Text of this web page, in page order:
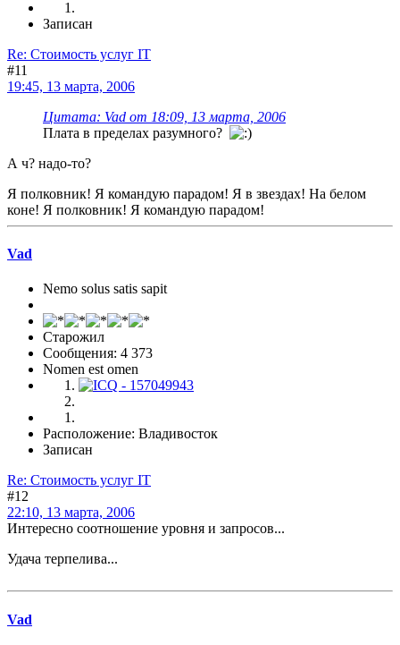
Записан
Re: Стоимость услуг IT
#11
19:45, 13 марта, 2006
Цитата: Vad от 18:09, 13 марта, 2006
Плата в пределах разумного?
А ч? надо-то?
Я полковник! Я командую парадом! Я в звездах! На белом
коне! Я полковник! Я командую парадом!
Vad
Nemo solus satis sapit
Старожил
Сообщения: 4 373
Nomen est omen
Расположение: Владивосток
Записан
Re: Стоимость услуг IT
#12
22:10, 13 марта, 2006
Интересно соотношение уровня и запросов...
Удача терпелива...
Vad